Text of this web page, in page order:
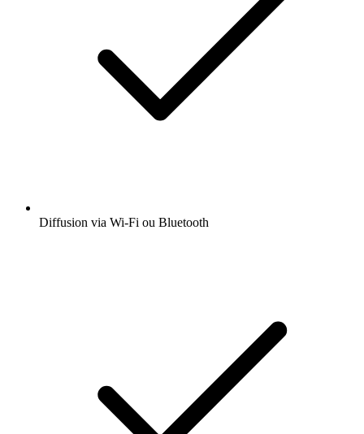
Diffusion via Wi-Fi ou Bluetooth